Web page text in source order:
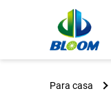
Para casa